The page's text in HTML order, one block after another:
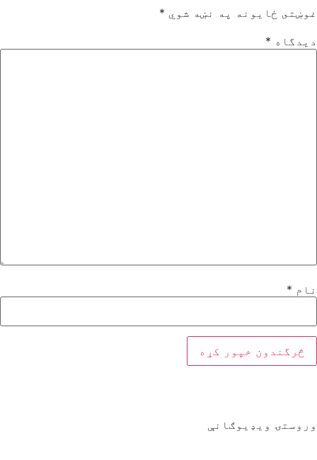
غوښتى ځایونه په نښه شوي *
دیدگاه *
نام *
وروستۍ ویډیوګانې